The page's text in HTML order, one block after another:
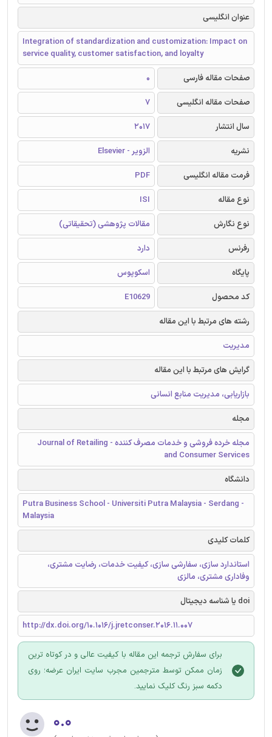
عنوان انگلیسی
Integration of standardization and customization: Impact on
service quality, customer satisfaction, and loyalty
صفحات مقاله فارسی
0
صفحات مقاله انگلیسی
7
سال انتشار
2017
نشریه
الزویر - Elsevier
فرمت مقاله انگلیسی
PDF
نوع مقاله
ISI
نوع نگارش
مقالات پژوهشی (تحقیقاتی)
رفرنس
دارد
پایگاه
اسکوپوس
کد محصول
E10629
رشته های مرتبط با این مقاله
مدیریت
گرایش های مرتبط با این مقاله
بازاریابی، مدیریت منابع انسانی
مجله
مجله خرده فروشی و خدمات مصرف کننده - Journal of Retailing
and Consumer Services
دانشگاه
Putra Business School - Universiti Putra Malaysia - Serdang -
Malaysia
کلمات کلیدی
استاندارد سازی، سفارشی سازی، کیفیت خدمات، رضایت مشتری،
وفاداری مشتری، مالزی
doi یا شناسه دیجیتال
http://dx.doi.org/10.1016/j.jretconser.2016.11.007
برای سفارش ترجمه این مقاله با کیفیت عالی و در کوتاه ترین
زمان ممکن توسط مترجمین مجرب سایت ایران عرضه؛ روی
دکمه سبز رنگ کلیک نمایید.
۰.۰